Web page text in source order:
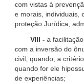
com vistas à
e morais, individuais,
proteção Jurídica,
VIII - a
com a inversão do
civil, quando, a
quando for ele
de experiências;